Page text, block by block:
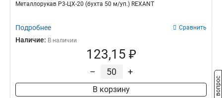
Металлорукав Р3-ЦХ-20 (бухта 50 м/уп.) REXANT
Подробнее Сравнить
Наличие: В наличии
123,15 ₽
– +
В корзину